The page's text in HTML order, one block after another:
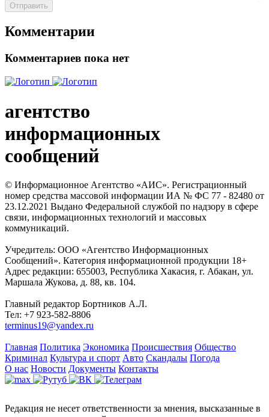
Отправить
Комментарии
Комментариев пока нет
агентство
информационных
сообщений
© Информационное Агентство «АИС». Регистрационный
номер средства массовой информации ИА № ФС 77 - 82480 от
23.12.2021 Выдано Федеральной службой по надзору в сфере
связи, информационных технологий и массовых
коммуникаций.
Учредитель: ООО «Агентство Информационных
Сообщений». Категория информационной продукции 18+
Адрес редакции: 655003, Республика Хакасия, г. Абакан, ул.
Маршала Жукова, д. 88, кв. 104.
Главный редактор Бортников А.Л.
Тел: +7 923-582-8806
terminus19@yandex.ru
Главная Политика Экономика Происшествия Общество
Криминал Культура и спорт Авто Скандалы Погода
О нас Новости Документы Контакты
Редакция не несет ответственности за мнения, высказанные в